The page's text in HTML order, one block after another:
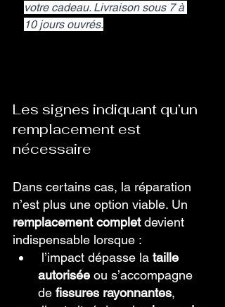
votre cadeau. Livraison sous 7 à
10 jours ouvrés.
Les signes indiquant qu’un
remplacement est
nécessaire
Dans certains cas, la réparation
n’est plus une option viable. Un
remplacement complet devient
indispensable lorsque :
l’impact dépasse la taille
autorisée ou s’accompagne
de fissures rayonnantes,